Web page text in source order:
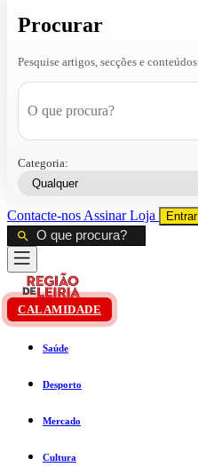
Procurar
Pesquise artigos, secções e conteúdos
Categoria:
Contacte-nos AssinarLoja Entrar
CALAMIDADE
Saúde
Desporto
Mercado
Cultura